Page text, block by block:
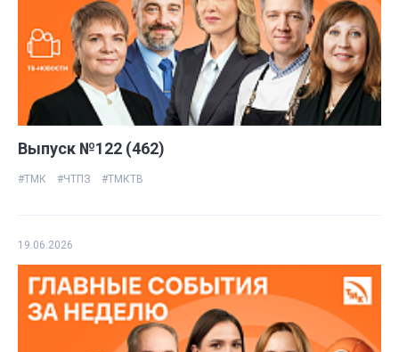
Выпуск №122 (462)
#ТМК #ЧТПЗ #ТМКТВ
19.06.2026